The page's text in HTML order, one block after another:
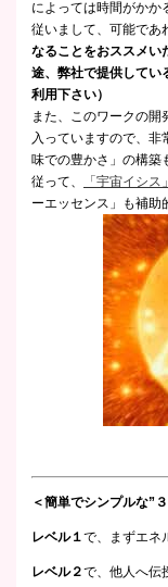
によっては時間がかか
従いまして、可能であ
なることをおススメい
途、弊社で提供してい
利用下さい）
また、このワークの開
入っていますので、
味での豊かさ」の構築
従って、
「宇宙イシ
ーエッセンス」も補助
＜簡単でシンプルな”
レベル１で、まずエネ
レベル２で、他人へ伝